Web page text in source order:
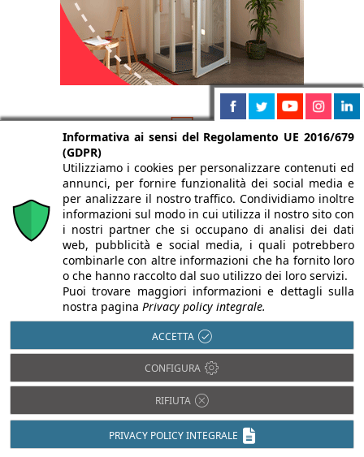
Antisismica
Barriere
Architettoniche
BIM
Domotica
Efficienza
Impiantistica
Isolamento acustico
Isolamento termico
Luce in Architettura
Prevenzione
incendi
Restauro e
Ristrutturazioni
Sostenibilità e
Bioedilizia
Informativa ai sensi del Regolamento UE 2016/679
(GDPR)
Utilizziamo i cookies per personalizzare contenuti ed
annunci, per fornire funzionalità dei social media e
per analizzare il nostro traffico. Condividiamo inoltre
informazioni sul modo in cui utilizza il nostro sito con
i nostri partner che si occupano di analisi dei dati
web, pubblicità e social media, i quali potrebbero
combinarle con altre informazioni che ha fornito loro
o che hanno raccolto dal suo utilizzo dei loro servizi.
Puoi trovare maggiori informazioni e dettagli sulla
nostra pagina Privacy policy integrale.
ACCETTA
CONFIGURA
RIFIUTA
PRIVACY POLICY INTEGRALE